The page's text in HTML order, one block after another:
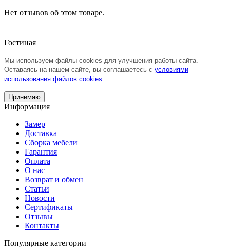
Нет отзывов об этом товаре.
Гостиная
Мы используем файлы cookies для улучшения работы сайта.
Оставаясь на нашем сайте, вы соглашаетесь с условиями
использования файлов cookies
Принимаю
Информация
Замер
Доставка
Сборка мебели
Гарантия
Оплата
О нас
Возврат и обмен
Статьи
Новости
Сертификаты
Отзывы
Контакты
Популярные категории